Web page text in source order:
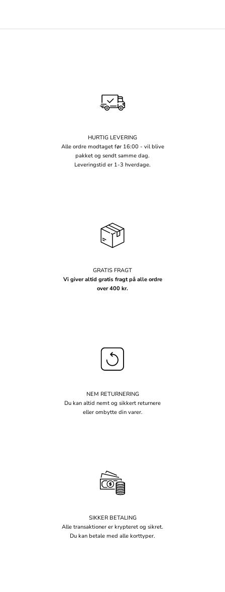
HURTIG LEVERING
Alle ordre modtaget før 16:00 - vil blive
pakket og sendt samme dag.
Leveringstid er 1-3 hverdage.
GRATIS FRAGT
Vi giver altid gratis fragt på alle ordre
over 400 kr.
NEM RETURNERING
Du kan altid nemt og sikkert returnere
eller ombytte din varer.
SIKKER BETALING
Alle transaktioner er krypteret og sikret.
Du kan betale med alle korttyper.